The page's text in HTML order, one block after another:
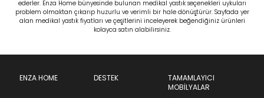
ederler. Enza Home bünyesinde bulunan medikal yastık seçenekleri uykuları
problem olmaktan çıkarıp huzurlu ve verimli bir hale dönüştürür. Sayfada yer
alan medikal yastık fiyatları ve çeşitlerini inceleyerek beğendiğiniz ürünleri
kolayca satın alabilirsiniz.
ENZA HOME DESTEK
TAMAMLAYICI
MOBİLYALAR